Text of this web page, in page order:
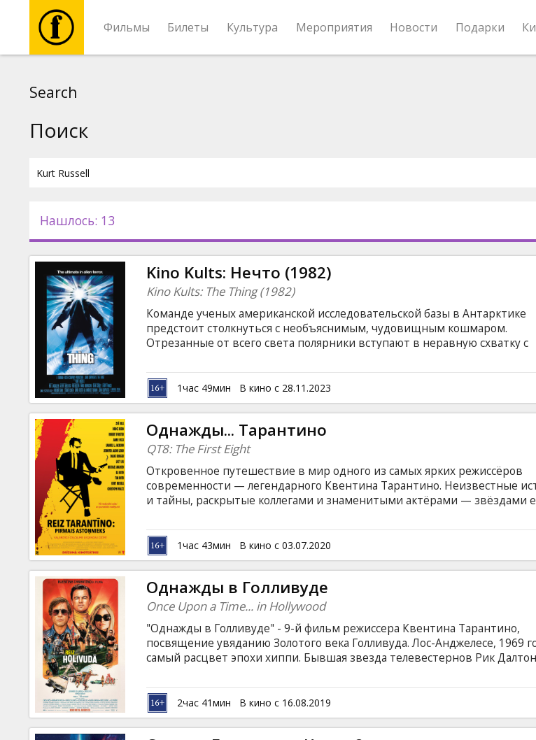
Фильмы Билеты Культура Мероприятия Новости Подарки
Новости
Подарки
Кинозакуски
B2B
Клуб
Search
Поиск
Нашлось: 13
Kino Kults: Нечто (1982)
Kino Kults: The Thing (1982)
Команде ученых американской исследовательской базы в Антарктике
предстоит столкнуться с необъяснимым, чудовищным кошмаром.
Отрезанные от всего света полярники вступают в неравную схватку с
беспощадным существом, которое проснулось и… проголодалось.
английском языке с субтитрами на латышском и русском языках.
1час 49мин В кино с 28.11.2023
Однажды... Тарантино
QT8: The First Eight
Откровенное путешествие в мир одного из самых ярких режиссёров
современности — легендарного Квентина Тарантино. Неизвестные
и тайны, раскрытые коллегами и знаменитыми актёрами — звёздами
языках.
1час 43мин В кино с 03.07.2020
Однажды в Голливуде
Once Upon a Time... in Hollywood
"Однажды в Голливуде" - 9-й фильм режиссера Квентина Тарантино,
посвящение увяданию Золотого века Голливуда. Лос-Анджелесе, 1969
самый расцвет эпохи хиппи. Бывшая звезда телевестернов Рик
стремительно меняющейся киноиндустрии. Фильм на английском
субтитрами на латышском и русском языках.
2час 41мин В кино с 16.08.2019